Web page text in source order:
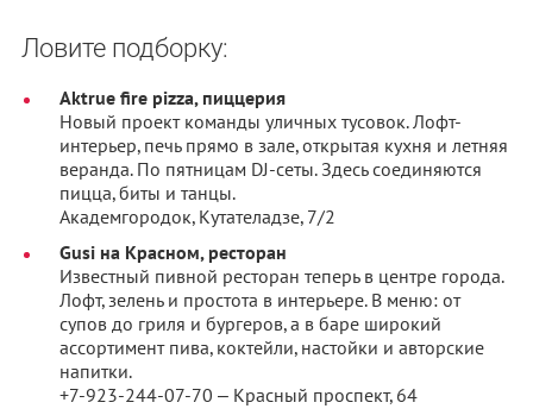
Ловите подборку:
Aktrue fire pizza, пиццерия
Новый проект команды уличных тусовок. Лофт-
интерьер, печь прямо в зале, открытая кухня и летняя
веранда. По пятницам DJ-сеты. Здесь соединяются
пицца, биты и танцы.
Академгородок, Кутателадзе, 7/2
Gusi на Красном, ресторан
Известный пивной ресторан теперь в центре города.
Лофт, зелень и простота в интерьере. В меню: от
супов до гриля и бургеров, а в баре широкий
ассортимент пива, коктейли, настойки и авторские
напитки.
+7-923-244-07-70 ‒ Красный проспект, 64